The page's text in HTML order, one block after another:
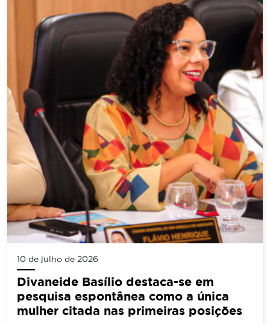
10 de julho de 2026
Divaneide Basílio destaca-se em
pesquisa espontânea como a única
mulher citada nas primeiras posições